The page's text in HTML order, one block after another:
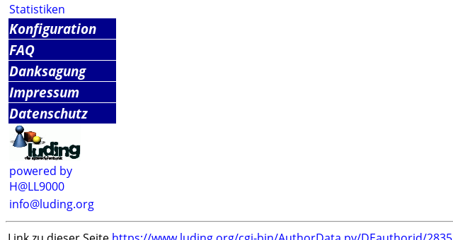
Statistiken
Konfiguration
FAQ
Danksagung
Impressum
Datenschutz
powered by
H@LL9000
info@luding.org